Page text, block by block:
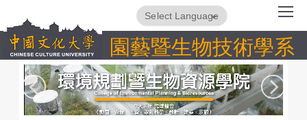
到
主
要
園藝暨生物技術學系
Translate